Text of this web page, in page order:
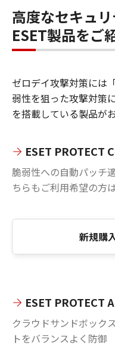
高度なセキュ
ESET製品をご
ゼロデイ攻撃対策には
弱性を狙った攻撃対策
を搭載している製品が
ESET PROTECT
脆弱性への自動パッチ
ちらもご利用希望の方
新規購
ESET PROTECT
クラウドサンドボック
トをバランスよく防御